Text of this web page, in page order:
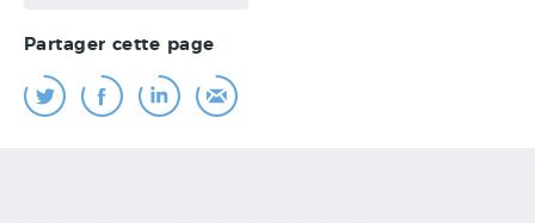
Partager cette page